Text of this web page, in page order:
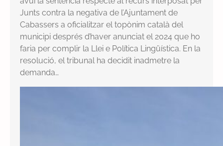
Junts contra la negativa de l’Ajuntament de
Cabassers a oficialitzar el topònim català del
municipi després d’haver anunciat el 2024 que ho
faria per complir la Llei e Política Lingüística. En la
resolució, el tribunal ha decidit inadmetre la
demanda…